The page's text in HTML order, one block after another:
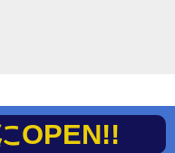
OPEN!!